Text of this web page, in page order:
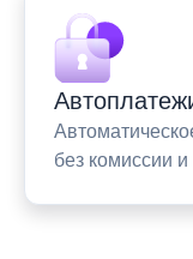
без комиссии